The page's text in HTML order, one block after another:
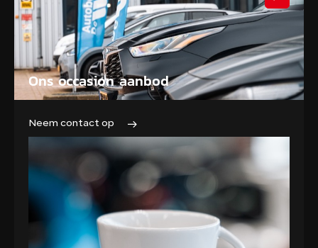
Ons occasion aanbod
Neem contact op